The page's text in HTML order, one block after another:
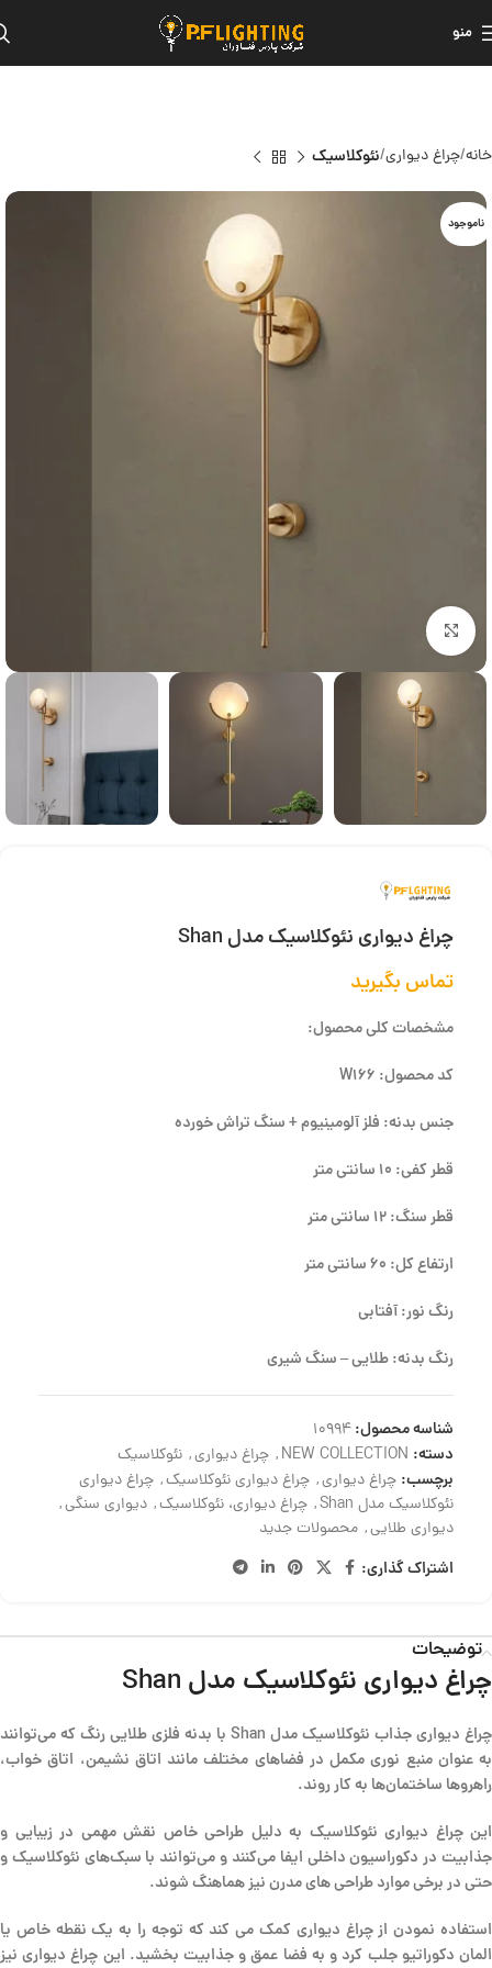
منو
خانه چراغ دیواری نئوکلاسیک
ناموجود
بزرگنمایی تصویر
چراغ دیواری نئوکلاسیک مدل Shan
تماس بگیرید
مشخصات کلی محصول:
کد محصول: W166
جنس بدنه: فلز آلومینیوم + سنگ تراش خورده
قطر کفی: 10 سانتی متر
قطر سنگ: 12 سانتی متر
ارتفاع کل: 60 سانتی متر
رنگ نور: آفتابی
رنگ بدنه: طلایی – سنگ شیری
شناسه محصول:10994
دسته: NEW COLLECTION
, چراغ دیواری, نئوکلاسیک
برچسب: چراغ دیواری, چراغ دیواری نئوکلاسیک, چراغ دیواری
نئوکلاسیک مدل Shan
, چراغ دیواری، نئوکلاسیک, دیواری سنگی,
دیواری طلایی, محصولات جدید
اشتراک گذاری:
توضیحات
چراغ دیواری نئوکلاسیک مدل Shan
چراغ دیواری جذاب نئوکلاسیک مدل Shan با بدنه فلزی طلایی رنگ که می‌توانند
به عنوان منبع نوری مکمل در فضاهای مختلف مانند اتاق نشیمن، اتاق خواب،
راهروها ساختمان‌ها به کار روند.
این چراغ دیواری نئوکلاسیک به دلیل طراحی خاص نقش مهمی در زیبایی و
جذابیت در دکوراسیون داخلی ایفا می‌کنند و می‌توانند با سبک‌های نئوکلاسیک و
حتی در برخی موارد طراحی های مدرن نیز هماهنگ شوند.
استفاده نمودن از چراغ دیواری کمک می کند که توجه را به یک نقطه خاص یا
المان دکوراتیو جلب کرد و به فضا عمق و جذابیت بخشید. این چراغ دیواری نیز